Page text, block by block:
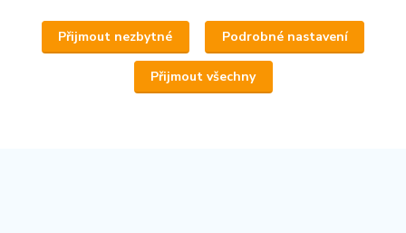
Přijmout nezbytné Podrobné nastavení
Přijmout všechny